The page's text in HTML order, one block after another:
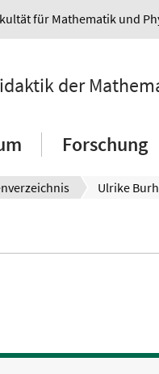
für Mathematik und
der
Forschung
Ulrike